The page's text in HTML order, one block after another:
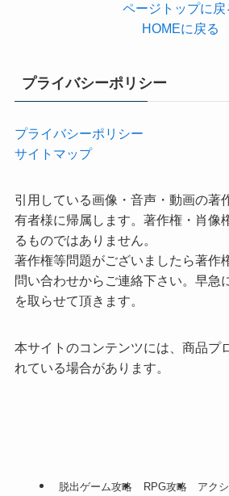
ページトップに戻
HOMEに戻る
プライバシーポリシー
プライバシーポリシー
サイトマップ
引用している画像・音声・動画の著
有者様に帰属します。著作権・肖像
るものではありません。
著作権等問題がございましたら著作
問い合わせからご連絡下さい。早急
を取らせて頂きます。
本サイトのコンテンツには、商品プ
れている場合があります。
脱出ゲーム攻略 RPG攻略 アク